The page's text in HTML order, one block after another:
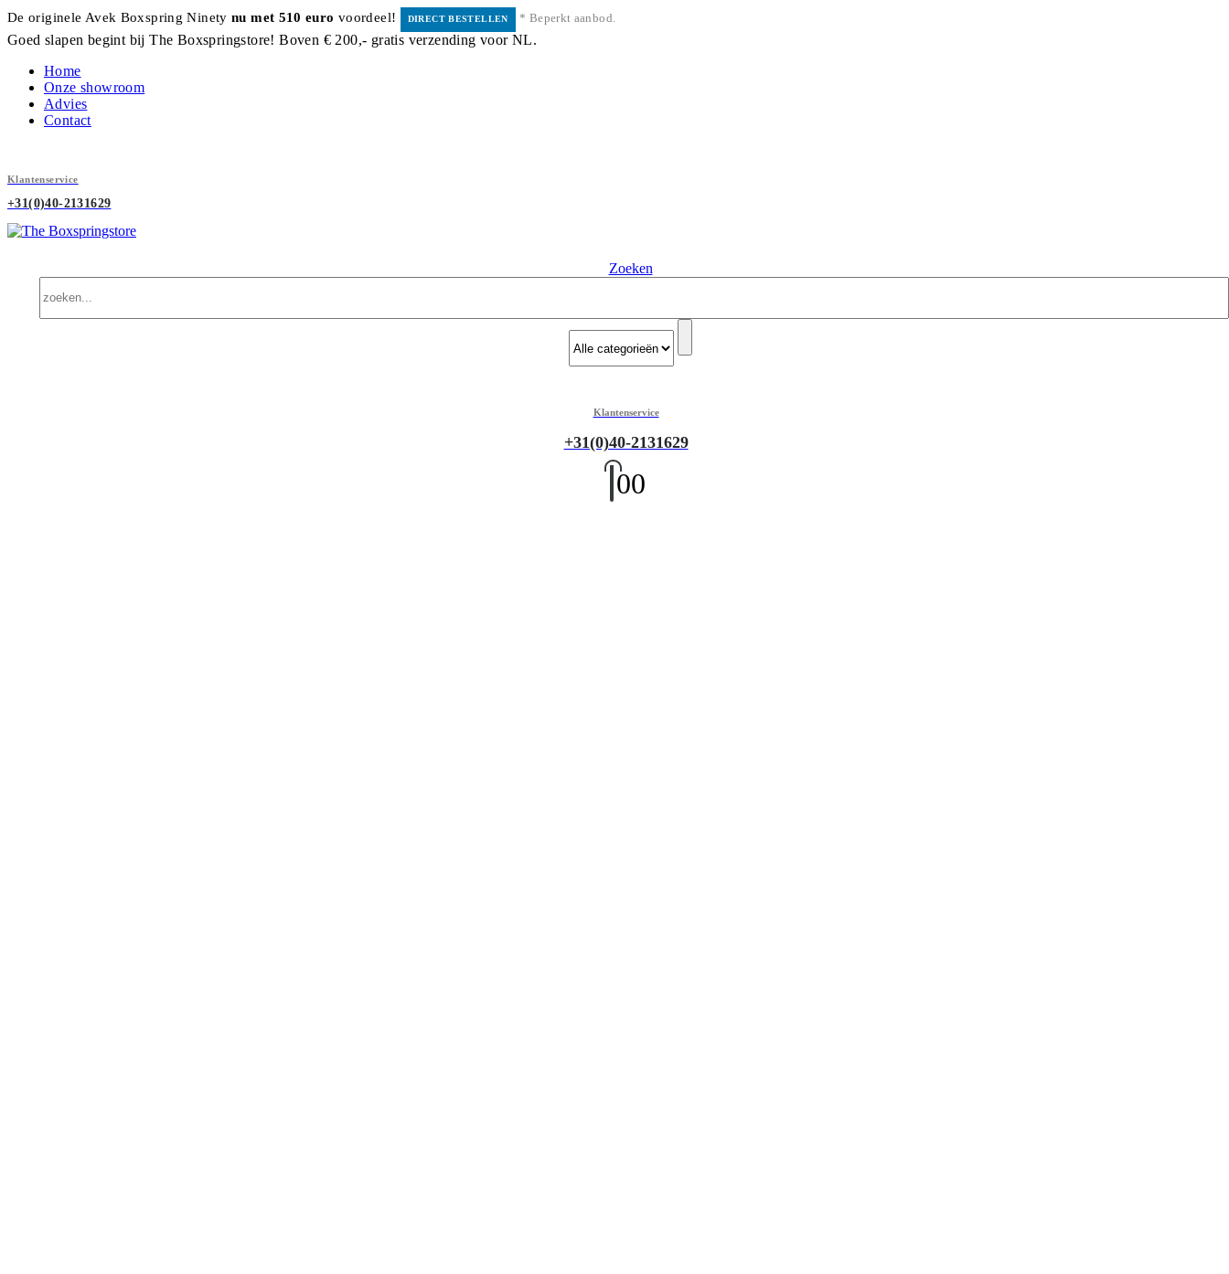
De originele Avek Boxspring Ninetynu met 510 euro voordeel! DIRECT BESTELLEN * Beperkt aanbod.
Goed slapen begint bij The Boxspringstore! Boven € 200,- gratis verzending voor NL.
Home
Onze showroom
Advies
Contact
Klantenservice
+31(0)40-2131629
Zoeken
Klantenservice
+31(0)40-2131629
00